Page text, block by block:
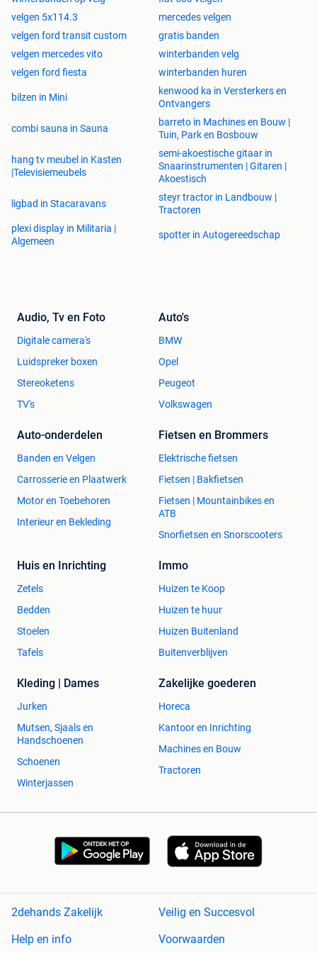
info@jdbandenvelgen.nl
BTW Nummer: NL052630225B01
KVK Nummer: 29037158
Klik op onderstaande link om dit product te bekijken en/of
te bestellen:
velgen 5x114.3
mercedes velgen
velgen ford transit custom
gratis banden
velgen mercedes vito
winterbanden velg
velgen ford fiesta
winterbanden huren
bilzen in Mini
kenwood ka in Versterkers en
Ontvangers
combi sauna in Sauna
barreto in Machines en Bouw |
Tuin, Park en Bosbouw
hang tv meubel in Kasten
|Televisiemeubels
semi-akoestische gitaar in
Snaarinstrumenten | Gitaren |
Akoestisch
ligbad in Stacaravans
steyr tractor in Landbouw |
Tractoren
plexi display in Militaria |
Algemeen
spotter in Autogereedschap
Audio, Tv en Foto
Digitale camera's
Luidspreker boxen
Stereoketens
TV's
Auto's
BMW
Opel
Peugeot
Volkswagen
Auto-onderdelen
Banden en Velgen
Carrosserie en Plaatwerk
Motor en Toebehoren
Interieur en Bekleding
Fietsen en Brommers
Elektrische fietsen
Fietsen | Bakfietsen
Fietsen | Mountainbikes en
ATB
Snorfietsen en Snorscooters
Huis en Inrichting
Zetels
Bedden
Stoelen
Tafels
Immo
Huizen te Koop
Huizen te huur
Huizen Buitenland
Buitenverblijven
Kleding | Dames
Jurken
Mutsen, Sjaals en
Handschoenen
Schoenen
Winterjassen
Zakelijke goederen
Horeca
Kantoor en Inrichting
Machines en Bouw
Tractoren
2dehands Zakelijk
Veilig en Succesvol
Help en info
Voorwaarden